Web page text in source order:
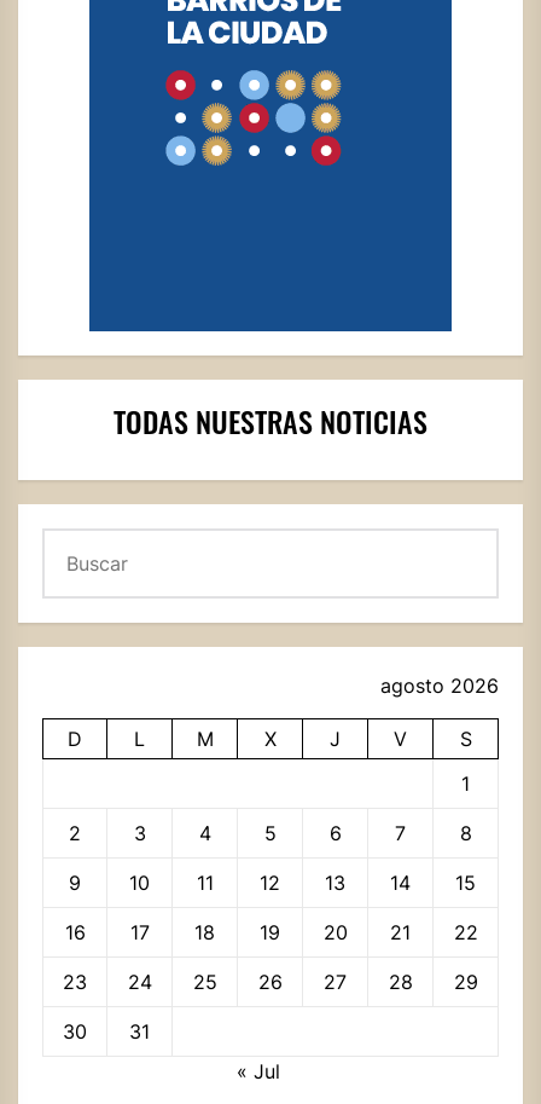
TODAS NUESTRAS NOTICIAS
agosto 2026
D L M X J V
S
1
2 3 4 5 6 7 8
9 10 11 12 13 14 15
16 17 18 19 20 21 22
23 24 25 26 27 28 29
30
31
« Jul